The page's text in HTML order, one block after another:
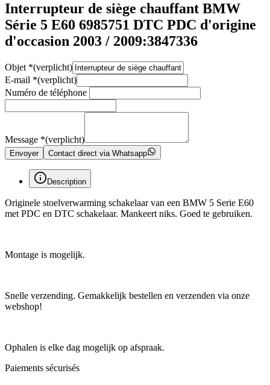
Interrupteur de siège chauffant BMW
Série 5 E60 6985751 DTC PDC d'origine
d'occasion 2003 / 2009:3847336
Objet *(verplicht)
E-mail *(verplicht)
Numéro de téléphone
Message *(verplicht)
Envoyer Contact direct via Whatsapp
Description
Originele stoelverwarming schakelaar van een BMW 5 Serie E60
met PDC en DTC schakelaar. Mankeert niks. Goed te gebruiken.
Montage is mogelijk.
Snelle verzending. Gemakkelijk bestellen en verzenden via onze
webshop!
Ophalen is elke dag mogelijk op afspraak.
Paiements sécurisés